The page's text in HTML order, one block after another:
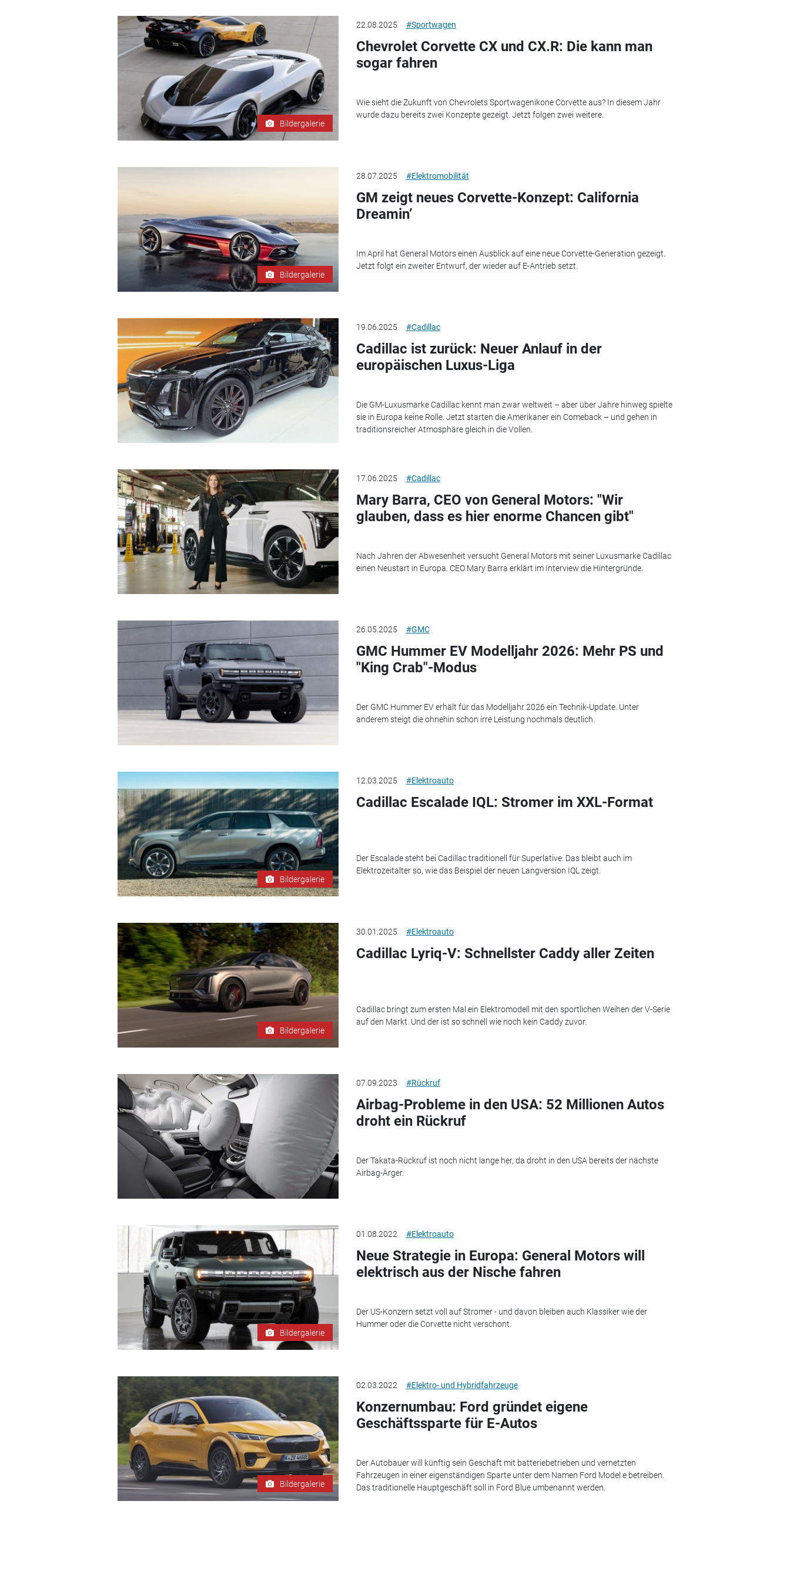
Bildergalerie
22.08.2025 #Sportwagen
Chevrolet Corvette CX und CX.R: Die kann man
sogar fahren
Wie sieht die Zukunft von Chevrolets Sportwagenikone Corvette aus? In diesem Jahr
wurde dazu bereits zwei Konzepte gezeigt. Jetzt folgen zwei weitere.
Bildergalerie
28.07.2025 #Elektromobilität
GM zeigt neues Corvette-Konzept: California
Dreamin’
Im April hat General Motors einen Ausblick auf eine neue Corvette-Generation gezeigt.
Jetzt folgt ein zweiter Entwurf, der wieder auf E-Antrieb setzt.
19.06.2025 #Cadillac
Cadillac ist zurück: Neuer Anlauf in der
europäischen Luxus-Liga
Die GM-Luxusmarke Cadillac kennt man zwar weltweit – aber über Jahre hinweg spielte
sie in Europa keine Rolle. Jetzt starten die Amerikaner ein Comeback – und gehen in
traditionsreicher Atmosphäre gleich in die Vollen.
17.06.2025 #Cadillac
Mary Barra, CEO von General Motors: "Wir
glauben, dass es hier enorme Chancen gibt"
Nach Jahren der Abwesenheit versucht General Motors mit seiner Luxusmarke Cadillac
einen Neustart in Europa. CEO Mary Barra erklärt im Interview die Hintergründe.
26.05.2025 #GMC
GMC Hummer EV Modelljahr 2026: Mehr PS und
"King Crab"-Modus
Der GMC Hummer EV erhält für das Modelljahr 2026 ein Technik-Update. Unter
anderem steigt die ohnehin schon irre Leistung nochmals deutlich.
Bildergalerie
12.03.2025 #Elektroauto
Cadillac Escalade IQL: Stromer im XXL-Format
Der Escalade steht bei Cadillac traditionell für Superlative. Das bleibt auch im
Elektrozeitalter so, wie das Beispiel der neuen Langversion IQL zeigt.
Bildergalerie
30.01.2025 #Elektroauto
Cadillac Lyriq-V: Schnellster Caddy aller Zeiten
Cadillac bringt zum ersten Mal ein Elektromodell mit den sportlichen Weihen der V-Serie
auf den Markt. Und der ist so schnell wie noch kein Caddy zuvor.
07.09.2023 #Rückruf
Airbag-Probleme in den USA: 52 Millionen Autos
droht ein Rückruf
Der Takata-Rückruf ist noch nicht lange her, da droht in den USA bereits der nächste
Airbag-Ärger.
Bildergalerie
01.08.2022 #Elektroauto
Neue Strategie in Europa: General Motors will
elektrisch aus der Nische fahren
Der US-Konzern setzt voll auf Stromer - und davon bleiben auch Klassiker wie der
Hummer oder die Corvette nicht verschont.
Bildergalerie
02.03.2022 #Elektro- und Hybridfahrzeuge
Konzernumbau: Ford gründet eigene
Geschäftssparte für E-Autos
Der Autobauer will künftig sein Geschäft mit batteriebetrieben und vernetzten
Fahrzeugen in einer eigenständigen Sparte unter dem Namen Ford Model e betreiben.
Das traditionelle Hauptgeschäft soll in Ford Blue umbenannt werden.